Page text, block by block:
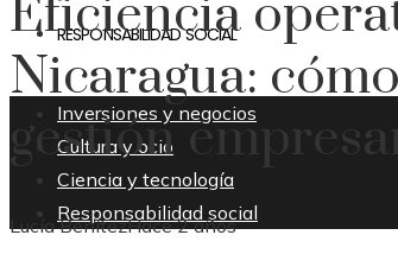
RESPONSABILIDAD SOCIAL
Inversiones y negocios
Cultura y ocio
Ciencia y tecnología
Responsabilidad social
Eficiencia
Nicaragua:
gestión
Lucía BenítezHace 2 años